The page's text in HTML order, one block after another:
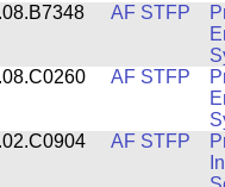
AF STFP
AF STFP
AF STFP